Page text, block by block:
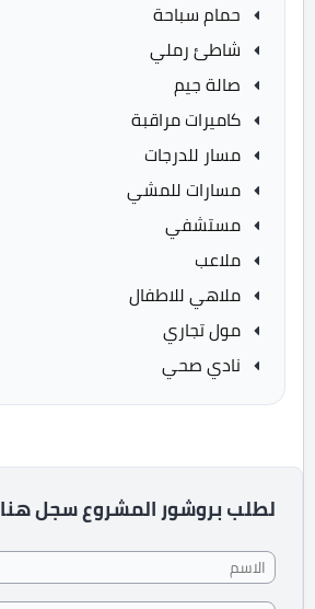
حمام سباحة
شاطئ رملي
صالة جيم
كاميرات مراقبة
مسار للدرجات
مسارات للمشي
مستشفي
ملاعب
ملاهي للاطفال
مول تجاري
نادي صحي
لطلب بروشور المشروع سجل هنا